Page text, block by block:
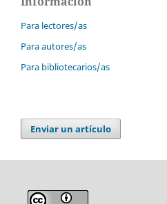
Para lectores/as
Para autores/as
Para bibliotecarios/as
Enviar un artículo